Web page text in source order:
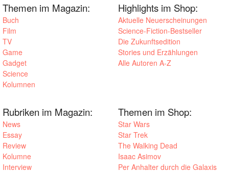
Themen im Magazin:
Buch
Film
TV
Game
Gadget
Science
Kolumnen
Highlights im Shop:
Aktuelle Neuerscheinungen
Science-Fiction-Bestseller
Die Zukunftsedition
Stories und Erzählungen
Alle Autoren A-Z
Rubriken im Magazin:
News
Essay
Review
Kolumne
Interview
Themen im Shop:
Star Wars
Star Trek
The Walking Dead
Isaac Asimov
Per Anhalter durch die Galaxis